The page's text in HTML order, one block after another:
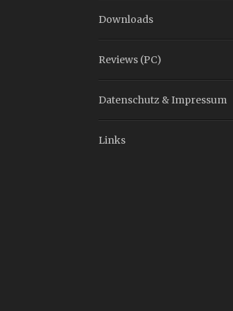
Downloads
Reviews (PC)
Datenschutz & Impressum
Links